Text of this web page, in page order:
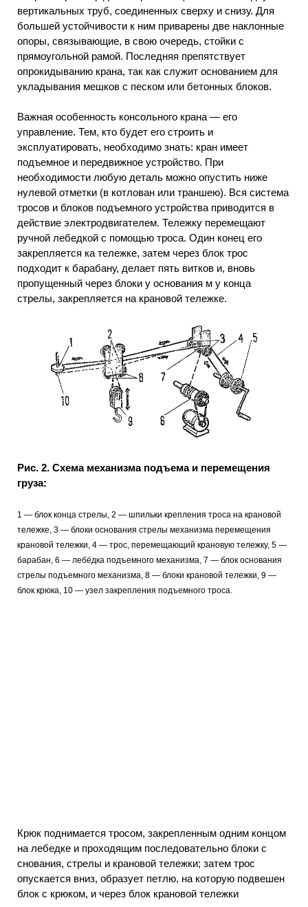
вертикальных труб, соединенных сверху и снизу. Для
большей устойчивости к ним приварены две наклонные
опоры, связывающие, в свою очередь, стойки с
прямоугольной рамой. Последняя препятствует
опрокидыванию крана, так как служит основанием для
укладывания мешков с песком или бетонных блоков.
Важная особенность консольного крана — его
управление. Тем, кто будет его строить и
эксплуатировать, необходимо знать: кран имеет
подъемное и передвижное устройство. При
необходимости любую деталь можно опустить ниже
нулевой отметки (в котлован или траншею). Вся система
тросов и блоков подъемного устройства приводится в
действие электродвигателем. Тележку перемещают
ручной лебедкой с помощью троса. Один конец его
закрепляется ка тележке, затем через блок трос
подходит к барабану, делает пять витков и, вновь
пропущенный через блоки у основания м у конца
стрелы, закрепляется на крановой тележке.
Рис. 2. Схема механизма подъема и перемещения
груза:
1 — блок конца стрелы, 2 — шпильки крепления троса на крановой
тележке, 3 — блоки основания стрелы механизма перемещения
крановой тележки, 4 — трос, перемещающий крановую тележку, 5 —
барабан, 6 — лебёдка подъемного механизма, 7 — блок основания
стрелы подъемного механизма, 8 — блоки крановой тележки, 9 —
блок крюка, 10 — узел закрепления подъемного троса.
Крюк поднимается тросом, закрепленным одним концом
на лебедке и проходящим последовательно блоки с
снования, стрелы и крановой тележки; затем трос
опускается вниз, образует петлю, на которую подвешен
блок с крюком, и через блок крановой тележки